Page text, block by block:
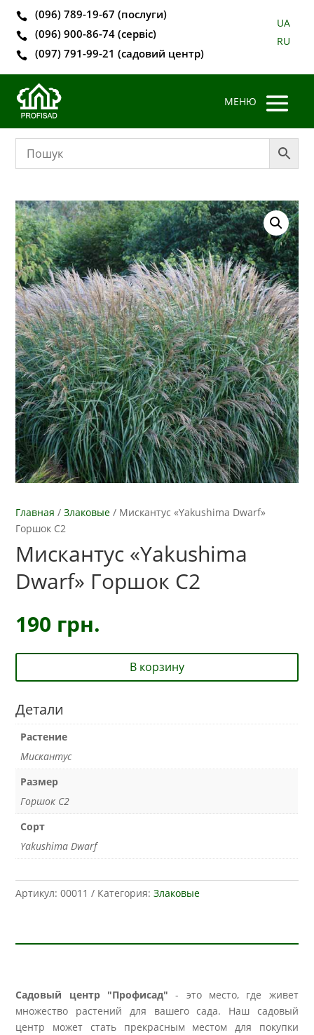
 (096) 789-19-67 (послуги)
 (096) 900-86-74 (сервіс)
 (097) 791-99-21 (садовий центр)
UA
RU
Главная /Злаковые / Мискантус «Yakushima Dwarf»
Горшок С2
Мискантус «Yakushima
Dwarf» Горшок С2
190 грн.
В корзину
Детали
Растение
Мискантус
Размер
Горшок С2
Сорт
Yakushima Dwarf
Артикул: 00011 Категория: Злаковые
Садовый центр "Профисад" - это место, где живет
множество растений для вашего сада. Наш садовый
центр может стать прекрасным местом для покупки